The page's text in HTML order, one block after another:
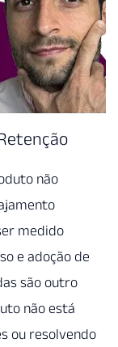
não
medido
e adoção de
são outro
não está
ou resolvendo